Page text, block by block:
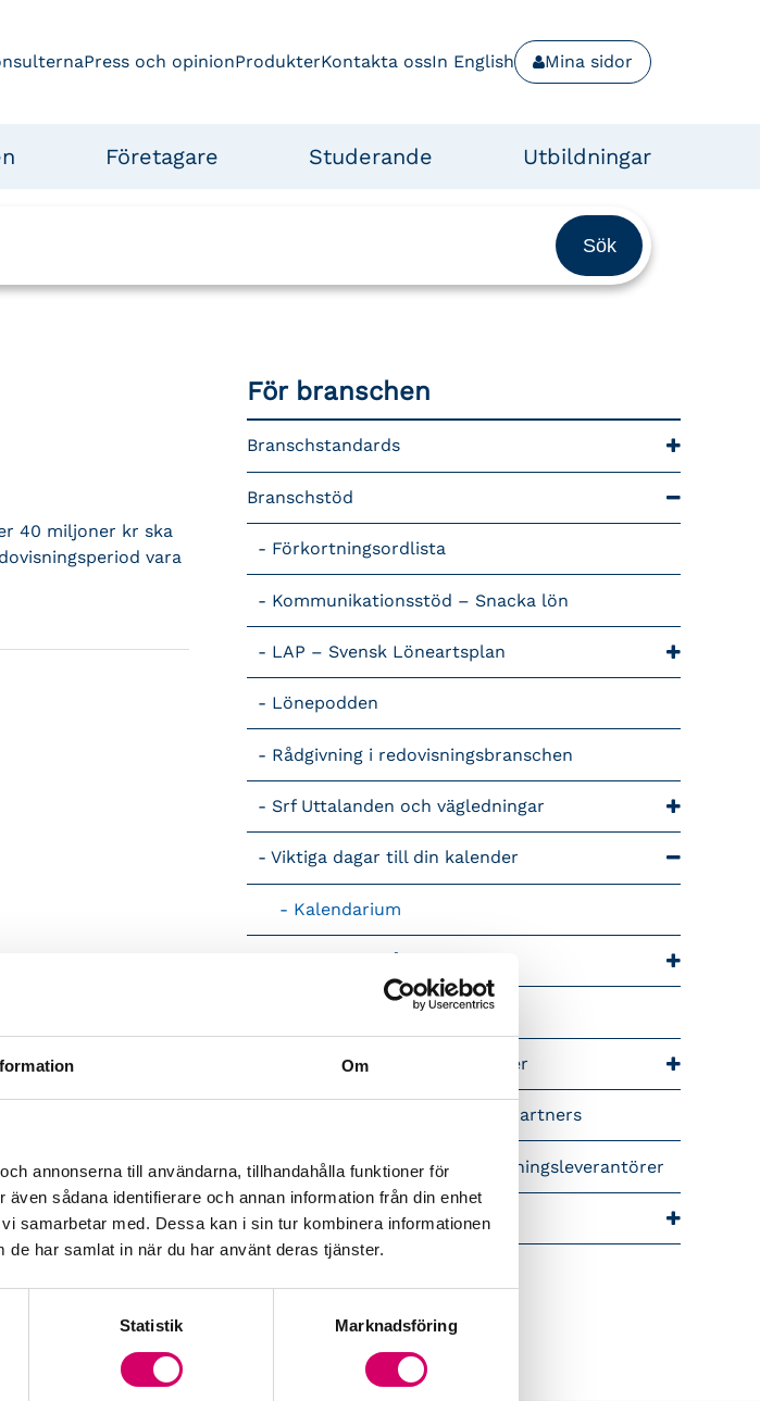
Om
annonserna till användarna, tillhandahålla funktioner för
sådana identifierare och annan information från din enhet
samarbetar med. Dessa kan i sin tur kombinera informationen
har samlat in när du har använt deras tjänster.
Statistik Marknadsföring
Press och opinionProdukterKontakta ossIn English Mina sidor
Företagare Studerande Utbildningar
40 miljoner kr ska
vara
För branschen
Branschstandards
Branschstöd
Förkortningsordlista
Kommunikationsstöd – Snacka lön
LAP – Svensk Löneartsplan
Lönepodden
Rådgivning i redovisningsbranschen
Srf Uttalanden och vägledningar
Viktiga dagar till din kalender
Kalendarium
Viktiga branschfrågor
Karriär för lönekonsulter
Karriär för redovisningskonsulter
Medlemsrabatter från våra Srf Partners
Validera lönekurser – för utbildningsleverantörer
Våra event och temadagar